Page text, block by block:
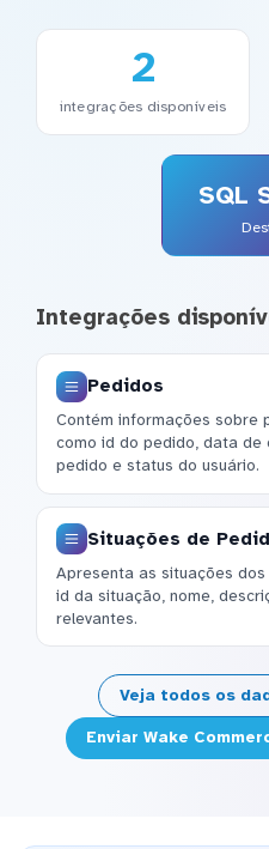
2
integrações disponíveis
SQL
Integrações
Pedidos
Contém informações sobre
como id do pedido, data de
pedido e status do usuário.
Situações de
Apresenta as situações
id da situação, nome,
relevantes.
Veja todos os
Enviar Wake